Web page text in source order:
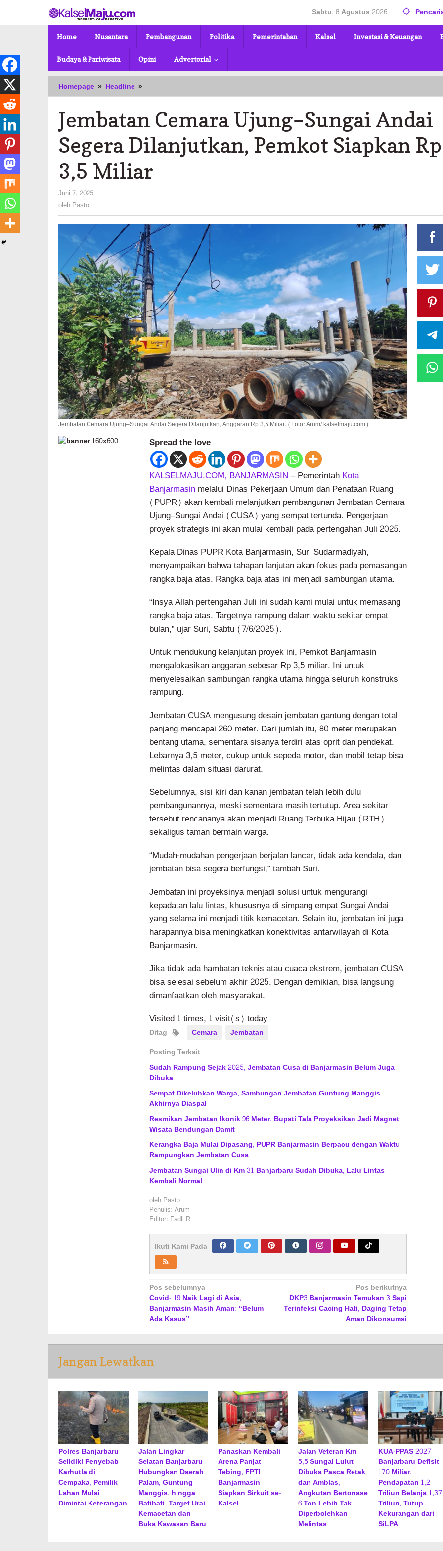
konten
Sabtu, 8 Agustus 2026
Home Nusantara Pembangunan Politika Pemerintahan Kalsel Investasi & Keuangan
Budaya & Pariwisata Opini Advertorial
Homepage » Headline »
Cemara
Sungai
Andai
Segera
Dilanjutkan,
Siapkan
Rp
Jembatan Cemara Ujung–Sungai Andai
Segera Dilanjutkan, Pemkot Siapkan Rp
3,5 Miliar
Juni 7, 2025
oleh Pasto
Jembatan Cemara Ujung–Sungai Andai Segera Dilanjutkan, Anggaran Rp 3,5 Miliar. (Foto: Arum/ kalselmaju.com)
Spread the love
KALSELMAJU.COM, BANJARMASIN– PemerintahKota
Banjarmasinmelalui Dinas Pekerjaan Umum dan Penataan Ruang
(PUPR) akan kembali melanjutkan pembangunan Jembatan Cemara
Ujung–Sungai Andai (CUSA) yang sempat tertunda. Pengerjaan
proyek strategis ini akan mulai kembali pada pertengahan Juli 2025.
Kepala Dinas PUPR Kota Banjarmasin, Suri Sudarmadiyah,
menyampaikan bahwa tahapan lanjutan akan fokus pada pemasangan
rangka baja atas. Rangka baja atas ini menjadi sambungan utama.
“Insya Allah pertengahan Juli ini sudah kami mulai untuk memasang
rangka baja atas. Targetnya rampung dalam waktu sekitar empat
bulan,” ujar Suri, Sabtu (7/6/2025).
Untuk mendukung kelanjutan proyek ini, Pemkot Banjarmasin
mengalokasikan anggaran sebesar Rp 3,5 miliar. Ini untuk
menyelesaikan sambungan rangka utama hingga seluruh konstruksi
rampung.
Jembatan CUSA mengusung desain jembatan gantung dengan total
panjang mencapai 260 meter. Dari jumlah itu, 80 meter merupakan
bentang utama, sementara sisanya terdiri atas oprit dan pendekat.
Lebarnya 3,5 meter, cukup untuk sepeda motor, dan mobil tetap bisa
melintas dalam situasi darurat.
Sebelumnya, sisi kiri dan kanan jembatan telah lebih dulu
pembangunannya, meski sementara masih tertutup. Area sekitar
tersebut rencananya akan menjadi Ruang Terbuka Hijau (RTH)
sekaligus taman bermain warga.
“Mudah-mudahan pengerjaan berjalan lancar, tidak ada kendala, dan
jembatan bisa segera berfungsi,” tambah Suri.
Jembatan ini proyeksinya menjadi solusi untuk mengurangi
kepadatan lalu lintas, khususnya di simpang empat Sungai Andai
yang selama ini menjadi titik kemacetan. Selain itu, jembatan ini juga
harapannya bisa meningkatkan konektivitas antarwilayah di Kota
Banjarmasin.
Jika tidak ada hambatan teknis atau cuaca ekstrem, jembatan CUSA
bisa selesai sebelum akhir 2025. Dengan demikian, bisa langsung
dimanfaatkan oleh masyarakat.
Visited 1 times, 1 visit(s) today
Ditag Cemara
Jembatan
Posting Terkait
Sudah Rampung Sejak 2025, Jembatan Cusa di Banjarmasin Belum Juga
Dibuka
Sempat Dikeluhkan Warga, Sambungan Jembatan Guntung Manggis
Akhirnya Diaspal
Resmikan Jembatan Ikonik 96 Meter, Bupati Tala Proyeksikan Jadi Magnet
Wisata Bendungan Damit
Kerangka Baja Mulai Dipasang, PUPR Banjarmasin Berpacu dengan Waktu
Rampungkan Jembatan Cusa
Jembatan Sungai Ulin di Km 31 Banjarbaru Sudah Dibuka, Lalu Lintas
Kembali Normal
oleh Pasto
Penulis: Arum
Editor: Fadli R
Ikuti Kami Pada
Navigasi
pos
Pos sebelumnya
Covid- 19 Naik Lagi di Asia,
Banjarmasin Masih Aman: “Belum
Ada Kasus”
Pos berikutnya
DKP3 Banjarmasin Temukan 3 Sapi
Terinfeksi Cacing Hati, Daging Tetap
Aman Dikonsumsi
Jangan Lewatkan
Polres Banjarbaru
Selidiki Penyebab
Karhutla di
Cempaka, Pemilik
Lahan Mulai
Dimintai Keterangan
Jalan Lingkar
Selatan Banjarbaru
Hubungkan Daerah
Palam, Guntung
Manggis, hingga
Batibati, Target Urai
Kemacetan dan
Buka Kawasan Baru
Panaskan Kembali
Arena Panjat
Tebing, FPTI
Banjarmasin
Siapkan Sirkuit se-
Kalsel
Jalan Veteran Km
5,5 Sungai Lulut
Dibuka Pasca Retak
dan Amblas,
Angkutan Bertonase
6 Ton Lebih Tak
Diperbolehkan
Melintas
KUA-PPAS 2027
Banjarbaru Defisit
170 Miliar,
Pendapatan 1,2
Triliun Belanja 1,37
Triliun, Tutup
Kekurangan dari
SiLPA